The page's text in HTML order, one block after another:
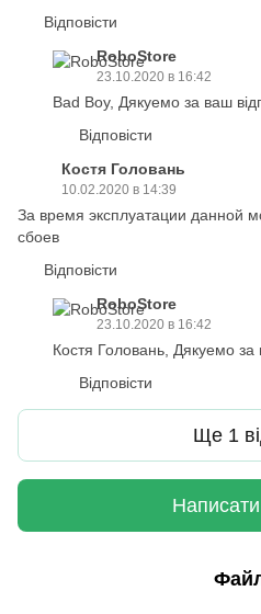
Відповісти
RoboStore
23.10.2020 в 16:42
Bad Boy, Дякуемо за ваш
Відповісти
Костя Головань
10.02.2020 в 14:39
За время эксплуатации данной
сбоев
Відповісти
RoboStore
23.10.2020 в 16:42
Костя Головань, Дякуемо за
Відповісти
Ще 1
Написати